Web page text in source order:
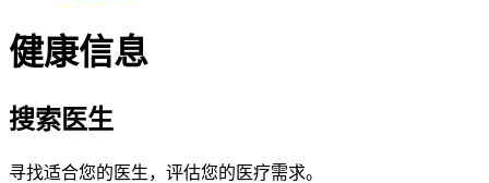
健康信息
搜索医生
寻找适合您的医生，评估您的医疗需求。